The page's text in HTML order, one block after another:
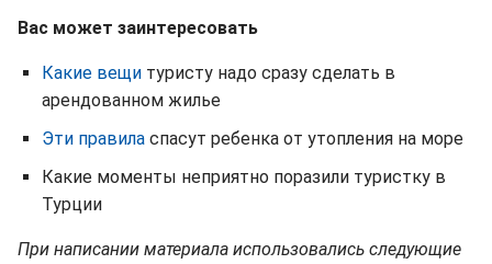
Вас может заинтересовать
Какие вещи туристу надо сразу сделать в
арендованном жилье
Эти правила спасут ребенка от утопления на море
Какие моменты неприятно поразили туристку в
Турции
При написании материала использовались следующие